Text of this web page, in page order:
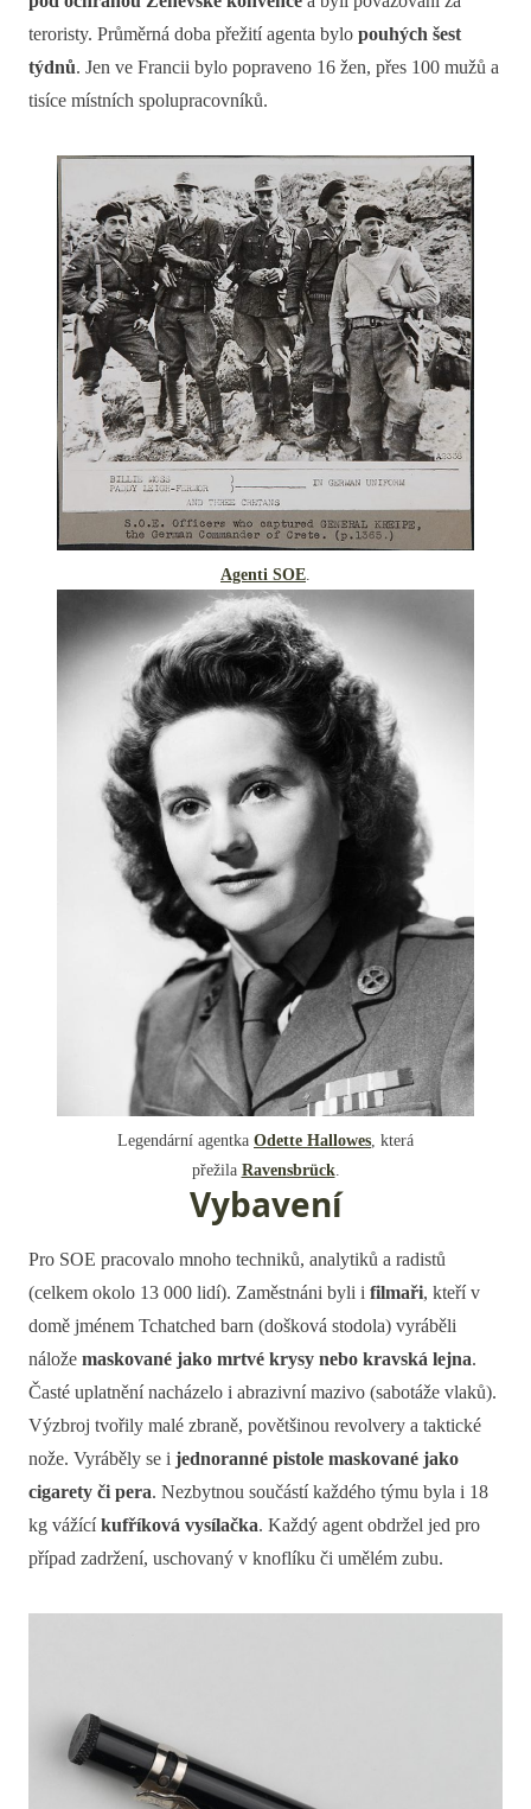
teroristy. Průměrná doba přežití agenta bylo pouhých šest
týdnů. Jen ve Francii bylo popraveno 16 žen, přes 100 mužů a
tisíce místních spolupracovníků.
Agenti SOE
Legendární agentka Odette Hallowes , která
přežila Ravensbrück.
Vybavení
Pro SOE pracovalo mnoho techniků, analytiků a radistů
(celkem okolo 13 000 lidí). Zaměstnáni byli i filmaři, kteří v
domě jménem Tchatched barn (došková stodola) vyráběli
nálože maskované jako mrtvé krysy nebo kravská lejna.
Časté uplatnění nacházelo i abrazivní mazivo (sabotáže vlaků).
Výzbroj tvořily malé zbraně, povětšinou revolvery a taktické
nože. Vyráběly se i jednoranné pistole maskované jako
cigarety či pera. Nezbytnou součástí každého týmu byla i 18
kg vážícíkufříková vysílačka. Každý agent obdržel jed pro
případ zadržení, uschovaný v knoflíku či umělém zubu.